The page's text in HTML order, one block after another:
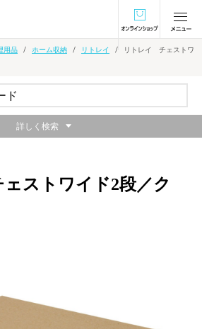
オンラインショ
用品 ホーム収納 リトレイ
リトレイ チェストワ
ストワイド2段／ク
詳しく検索